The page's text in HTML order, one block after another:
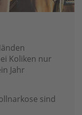
Koliken nur
Jahr
sind